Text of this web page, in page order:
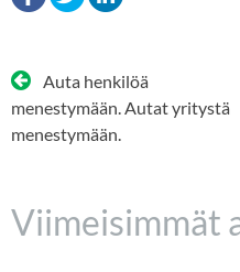
Artikkelien
selaus
Auta henkilöä
menestymään. Autat yritystä
menestymään.
Viimeisimmät